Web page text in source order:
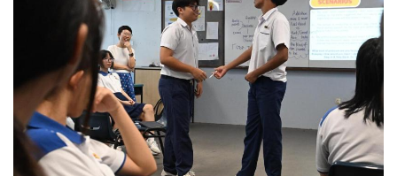
招聘信息 更多数据